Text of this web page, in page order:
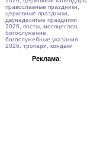
православные праздники,
церковные праздники,
двунадесятые праздники
2026, посты, месяцеслов,
богослужение,
богослужебные указания
2026, тропари, кондаки
Реклама: